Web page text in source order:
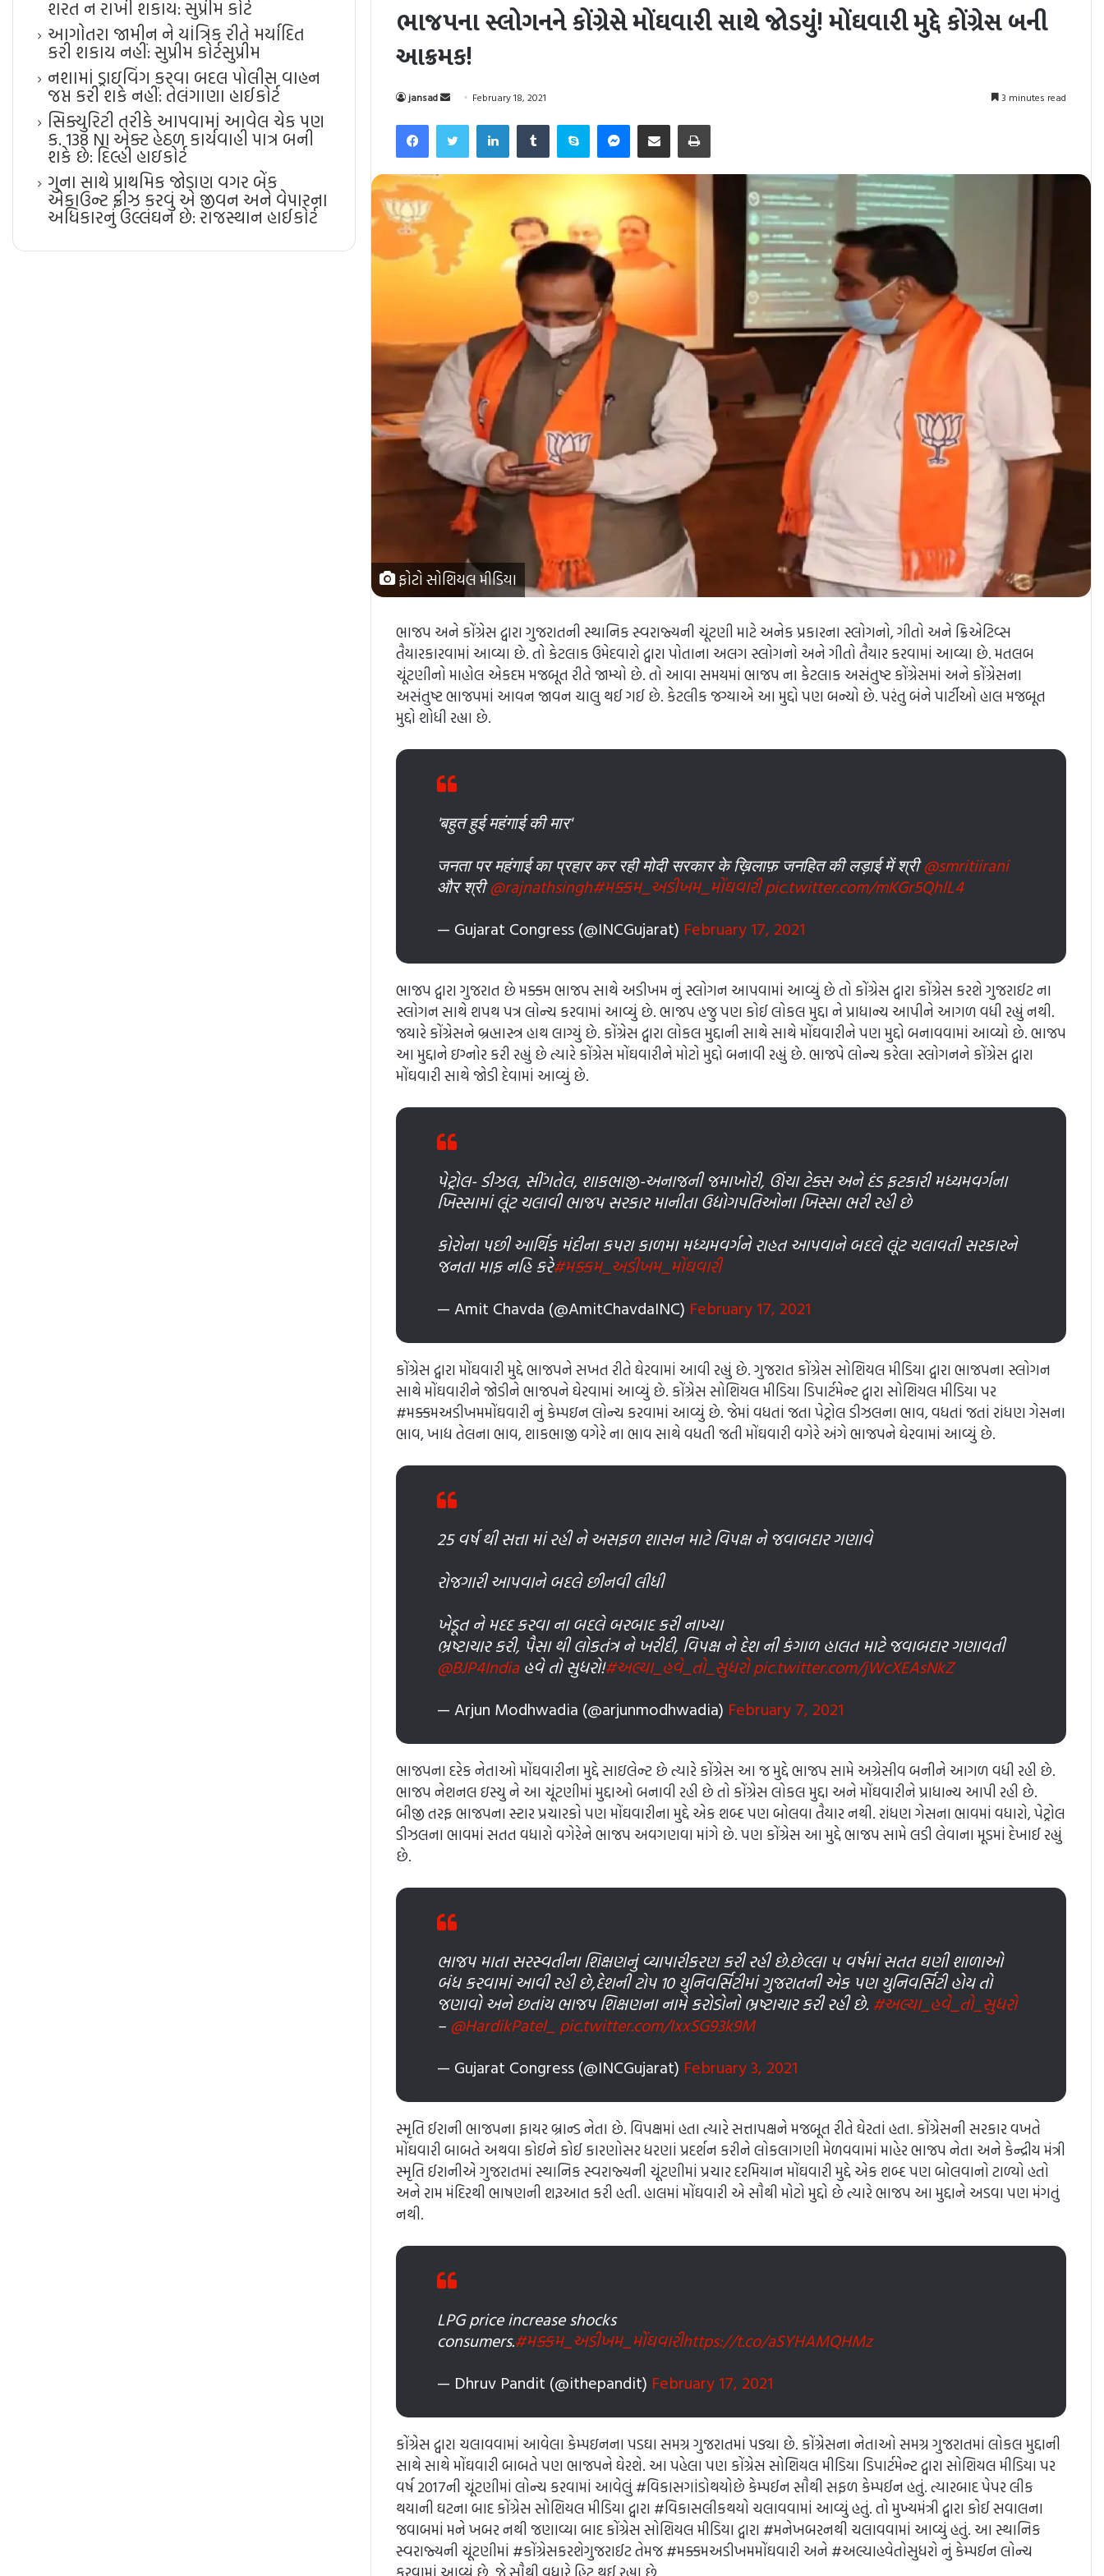
ભાજપના સ્લોગનને કોંગ્રેસે મોંઘવારી સાથે જોડયું! મોંઘવારી મુદ્દે કોંગ્રેસ બની
આક્રમક!
jansad
Send
email
February 18, 2021 3 minutes read
Facebook
TwitterLinkedInTumblrSkypeMessenger
Share via EmailPrint
ફોટો સોશિયલ મીડિયા
ભાજપ અને કોંગ્રેસ દ્વારા ગુજરાતની સ્થાનિક સ્વરાજ્યની ચૂંટણી માટે અનેક પ્રકારના સ્લોગનો, ગીતો અને ક્રિએટિવ્સ
તૈયારકારવામાં આવ્યા છે. તો કેટલાક ઉમેદવારો દ્વારા પોતાના અલગ સ્લોગનો અને ગીતો તૈયાર કરવામાં આવ્યા છે. મતલબ
ચૂંટણીનો માહોલ એકદમ મજબૂત રીતે જામ્યો છે. તો આવા સમયમાં ભાજપ ના કેટલાક અસંતુષ્ટ કોંગ્રેસમાં અને કોંગ્રેસના
અસંતુષ્ટ ભાજપમાં આવન જાવન ચાલુ થઈ ગઈ છે. કેટલીક જગ્યાએ આ મુદ્દો પણ બન્યો છે. પરંતુ બંને પાર્ટીઓ હાલ મજબૂત
મુદ્દો શોધી રહ્યા છે.
'बहुत हुई महंगाई की मार'
जनता पर महंगाई का प्रहार कर रही मोदी सरकार के ख़िलाफ़ जनहित की लड़ाई में श्री@smritiirani
और श्री@rajnathsingh#મક્કમ_અડીખમ_મોંઘવારી pic.twitter.com/mKGr5QhlL4
— Gujarat Congress (@INCGujarat) February 17, 2021
ભાજપ દ્વારા ગુજરાત છે મક્કમ ભાજપ સાથે અડીખમ નું સ્લોગન આપવામાં આવ્યું છે તો કોંગ્રેસ દ્વારા કોંગ્રેસ કરશે ગુજરાઈટ ના
સ્લોગન સાથે શપથ પત્ર લોન્ચ કરવામાં આવ્યું છે. ભાજપ હજુ પણ કોઈ લોકલ મુદ્દા ને પ્રાધાન્ય આપીને આગળ વધી રહ્યું નથી.
જયારે કોંગ્રેસને બ્રહ્માસ્ત્ર હાથ લાગ્યું છે. કોંગ્રેસ દ્વારા લોકલ મુદ્દાની સાથે સાથે મોંઘવારીને પણ મુદ્દો બનાવવામાં આવ્યો છે. ભાજપ
આ મુદ્દાને ઇગ્નોર કરી રહ્યું છે ત્યારે કોંગ્રેસ મોંઘવારીને મોટો મુદ્દો બનાવી રહ્યું છે. ભાજપે લોન્ચ કરેલા સ્લોગનને કોંગ્રેસ દ્વારા
મોંઘવારી સાથે જોડી દેવામાં આવ્યું છે.
પેટ્રોલ- ડીઝલ, સીંગતેલ, શાકભાજી-અનાજની જમાખોરી, ઊંચા ટેક્સ અને દંડ ફટકારી મધ્યમવર્ગના
ખિસ્સામાં લૂંટ ચલાવી ભાજપ સરકાર માનીતા ઉદ્યોગપતિઓના ખિસ્સા ભરી રહી છે
કોરોના પછી આર્થિક મંદીના કપરા કાળમા મધ્યમવર્ગને રાહત આપવાને બદલે લૂંટ ચલાવતી સરકારને
જનતા માફ નહિ કરે#મક્કમ_અડીખમ_મોંઘવારી
— Amit Chavda (@AmitChavdaINC) February 17, 2021
કોંગ્રેસ દ્વારા મોંઘવારી મુદ્દે ભાજપને સખત રીતે ઘેરવામાં આવી રહ્યું છે. ગુજરાત કોંગ્રેસ સોશિયલ મીડિયા દ્વારા ભાજપના સ્લોગન
સાથે મોંઘવારીને જોડીને ભાજપને ઘેરવામાં આવ્યું છે. કોંગ્રેસ સોશિયલ મીડિયા ડિપાર્ટમેન્ટ દ્વારા સોશિયલ મીડિયા પર
#મક્કમઅડીખમમોંઘવારી નું કેમ્પઇન લોન્ચ કરવામાં આવ્યું છે. જેમાં વધતાં જતા પેટ્રોલ ડીઝલના ભાવ, વધતાં જતાં રાંધણ ગેસના
ભાવ, ખાદ્ય તેલના ભાવ, શાકભાજી વગેરે ના ભાવ સાથે વધતી જતી મોંઘવારી વગેરે અંગે ભાજપને ઘેરવામાં આવ્યું છે.
25 વર્ષ થી સત્તા માં રહી ને અસફળ શાસન માટે વિપક્ષ ને જવાબદાર ગણાવે
રોજગારી આપવાને બદલે છીનવી લીધી
ખેડૂત ને મદદ કરવા ના બદલે બરબાદ કરી નાખ્યા
ભ્રષ્ટાચાર કરી, પૈસા થી લોકતંત્ર ને ખરીદી, વિપક્ષ ને દેશ ની કંગાળ હાલત માટે જવાબદાર ગણાવતી
@BJP4Indiaહવે તો સુધરો!#અલ્યા_હવે_તો_સુધરો pic.twitter.com/jWcXEAsNkZ
— Arjun Modhwadia (@arjunmodhwadia) February 7, 2021
ભાજપના દરેક નેતાઓ મોંઘવારીના મુદ્દે સાઇલેન્ટ છે ત્યારે કોંગ્રેસ આ જ મુદ્દે ભાજપ સામે અગ્રેસીવ બનીને આગળ વધી રહી છે.
ભાજપ નેશનલ ઇસ્યુ ને આ ચૂંટણીમાં મુદ્દાઓ બનાવી રહી છે તો કોંગ્રેસ લોકલ મુદ્દા અને મોંઘવારીને પ્રાધાન્ય આપી રહી છે.
બીજી તરફ ભાજપના સ્ટાર પ્રચારકો પણ મોંઘવારીના મુદ્દે એક શબ્દ પણ બોલવા તૈયાર નથી. રાંધણ ગેસના ભાવમાં વધારો, પેટ્રોલ
ડીઝલના ભાવમાં સતત વધારો વગેરેને ભાજપ અવગણવા માંગે છે. પણ કોંગ્રેસ આ મુદ્દે ભાજપ સામે લડી લેવાના મૂડમાં દેખાઈ રહ્યું
છે.
ભાજપ માતા સરસ્વતીના શિક્ષણનું વ્યાપારીકરણ કરી રહી છે.છેલ્લા ૫ વર્ષમાં સતત ઘણી શાળાઓ
બંધ કરવામાં આવી રહી છે,દેશની ટોપ 10 યુનિવર્સિટીમાં ગુજરાતની એક પણ યુનિવર્સિટી હોય તો
જણાવો અને છતાંય ભાજપ શિક્ષણના નામે કરોડોનો ભ્રષ્ટાચાર કરી રહી છે. #અલ્યા_હવે_તો_સુધરો
– @HardikPatel_ pic.twitter.com/IxxSG93k9M
— Gujarat Congress (@INCGujarat) February 3, 2021
સ્મૃતિ ઈરાની ભાજપના ફાયર બ્રાન્ડ નેતા છે. વિપક્ષમાં હતા ત્યારે સત્તાપક્ષને મજબૂત રીતે ઘેરતાં હતા. કોંગ્રેસની સરકાર વખતે
મોંઘવારી બાબતે અથવા કોઈને કોઈ કારણોસર ધરણાં પ્રદર્શન કરીને લોકલાગણી મેળવવામાં માહેર ભાજપ નેતા અને કેન્દ્રીય મંત્રી
સ્મૃતિ ઈરાનીએ ગુજરાતમાં સ્થાનિક સ્વરાજ્યની ચૂંટણીમાં પ્રચાર દરમિયાન મોંઘવારી મુદ્દે એક શબ્દ પણ બોલવાનો ટાળ્યો હતો
અને રામ મંદિરથી ભાષણની શરૂઆત કરી હતી. હાલમાં મોંઘવારી એ સૌથી મોટો મુદ્દો છે ત્યારે ભાજપ આ મુદ્દાને અડવા પણ મંગતું
નથી.
LPG price increase shocks
consumers.#મક્કમ_અડીખમ_મોંઘવારીhttps://t.co/aSYHAMQHMz
— Dhruv Pandit (@ithepandit) February 17, 2021
કોંગ્રેસ દ્વારા ચલાવવામાં આવેલા કેમ્પઇનના પડઘા સમગ્ર ગુજરાતમાં પડ્યા છે. કોંગ્રેસના નેતાઓ સમગ્ર ગુજરાતમાં લોકલ મુદ્દાની
સાથે સાથે મોંઘવારી બાબતે પણ ભાજપને ઘેરશે. આ પહેલા પણ કોંગ્રેસ સોશિયલ મીડિયા ડિપાર્ટમેન્ટ દ્વારા સોશિયલ મીડિયા પર
વર્ષ 2017ની ચૂંટણીમાં લોન્ચ કરવામાં આવેલું #વિકાસગાંડોથયોછે કેમ્પઈન સૌથી સફળ કેમ્પઈન હતું. ત્યારબાદ પેપર લીક
થયાની ઘટના બાદ કોંગ્રેસ સોશિયલ મીડિયા દ્વારા #વિકાસલીકથયો ચલાવવામાં આવ્યું હતું. તો મુખ્યમંત્રી દ્વારા કોઈ સવાલના
જવાબમાં મને ખબર નથી જણાવ્યા બાદ કોંગ્રેસ સોશિયલ મીડિયા દ્વારા #મનેખબરનથી ચલાવવામાં આવ્યું હતું. આ સ્થાનિક
સ્વરાજ્યની ચૂંટણીમાં #કોંગ્રેસકરશેગુજરાઈટ તેમજ #મક્કમઅડીખમમોંઘવારી અને #અલ્યાહવેતોસુધરો નું કેમ્પઈન લોન્ચ
શરત ન રાખી શકાય: સુપ્રીમ કોર્ટ
આગોતરા જામીન ને યાંત્રિક રીતે મર્યાદિત
કરી શકાય નહીં: સુપ્રીમ કોર્ટ​સુપ્રીમ
નશામાં ડ્રાઇવિંગ કરવા બદલ પોલીસ વાહન
જપ્ત કરી શકે નહીં: તેલંગાણા હાઈકોર્ટ
સિક્યુરિટી તરીકે આપવામાં આવેલ ચેક પણ
ક. 138 NI એક્ટ હેઠળ કાર્યવાહી પાત્ર બની
શકે છે: દિલ્હી હાઇકોર્ટ
ગુના સાથે પ્રાથમિક જોડાણ વગર બેંક
એકાઉન્ટ ફ્રીઝ કરવું એ જીવન અને વેપારના
અધિકારનું ઉલ્લંઘન છે: રાજસ્થાન હાઈકોર્ટ